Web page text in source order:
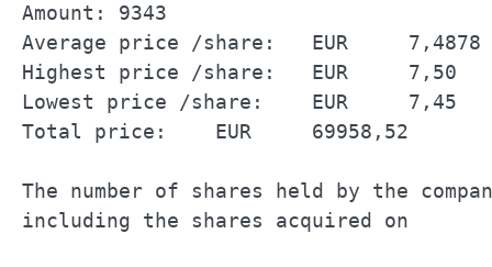
Amount:	9343
Average price /share:	EUR	7,4878
Highest price /share:	EUR	7,50
Lowest price /share:	EUR	7,45
Total price:	EUR	69958,52
The number of shares held by the
including the shares acquired on 	29 September 2010